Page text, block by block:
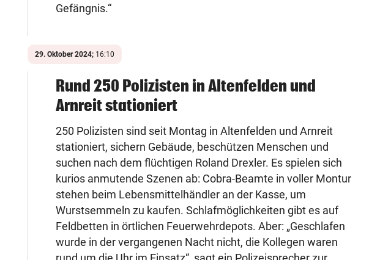
Gefängnis.“
29. Oktober 2024; 16:10
Rund 250 Polizisten in Altenfelden und
Arnreit stationiert
250 Polizisten sind seit Montag in Altenfelden und Arnreit
stationiert, sichern Gebäude, beschützen Menschen und
suchen nach dem flüchtigen Roland Drexler. Es spielen sich
kurios anmutende Szenen ab: Cobra-Beamte in voller Montur
stehen beim Lebensmittelhändler an der Kasse, um
Wurstsemmeln zu kaufen. Schlafmöglichkeiten gibt es auf
Feldbetten in örtlichen Feuerwehrdepots. Aber: „Geschlafen
wurde in der vergangenen Nacht nicht, die Kollegen waren